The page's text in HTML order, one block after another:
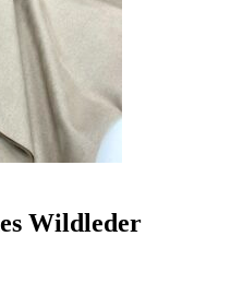
Wildleder